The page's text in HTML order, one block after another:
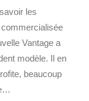
les
Vantage a
modèle. Il en
beaucoup